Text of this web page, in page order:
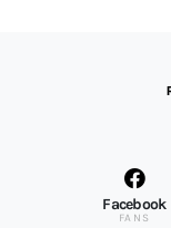
Facebook
FANS